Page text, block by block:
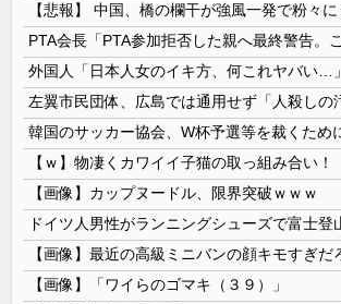
【ｗ】物凄くカワイイ子猫の取っ組み合い！
【画像】カップヌードル、限界突破ｗｗｗ
【画像】最近の高級ミニバンの顔キモすぎだ
【画像】「ワイらのゴマキ（３９）」